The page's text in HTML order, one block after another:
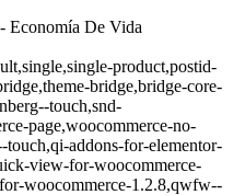
Economía De Vida
product,postid-
bridge,bridge-core-
touch,snd-
page,woocommerce-no-
addons-for-elementor-
view-for-woocommerce-
woocommerce-1.2.8,qwfw--